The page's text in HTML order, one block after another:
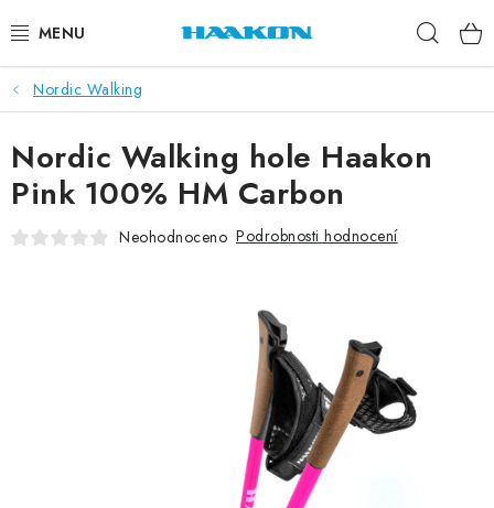
na
BĚŽECKÉ HOLE
NORDIC WALKING
TRAIL RUNNING
Nordic Walking
Nordic Walking hole Haakon
Pink 100% HM Carbon
Neohodnoceno Podrobnosti hodnocení